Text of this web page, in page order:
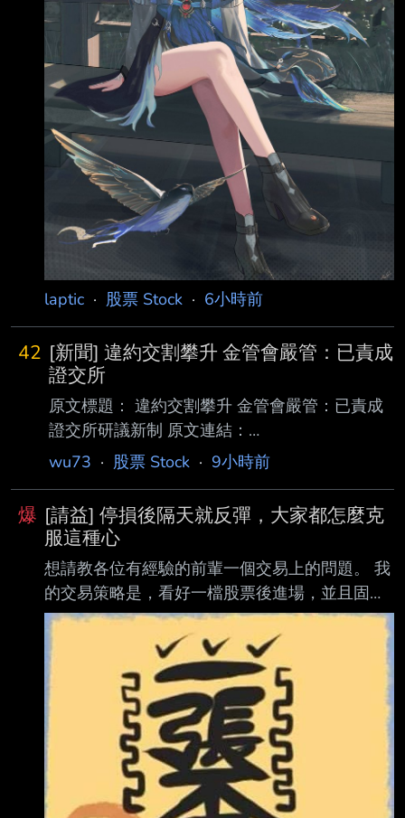
laptic · 股票 Stock · 6小時前
42 [新聞] 違約交割攀升 金管會嚴管：已責成
證交所
原文標題： 違約交割攀升 金管會嚴管：已責成
證交所研議新制 原文連結：
https://udn.com/vote2026/story/7251/9675999
者廖珮君、黃彥宏／台北報導 記者署名：記者
廖珮君、黃彥宏／台北報導 原文內容：四貸同
堂、違約交割示意圖。 記者林澔一／攝影
https://i.meee.com.tw/v6RaE07.webp 台股成交
量放大，違約交割也同步攀升。金管會昨（6）
日表示，已責成臺灣證券交易所 研議新制，未
來投資
wu73 · 股票 Stock · 9小時前
爆 [請益] 停損後隔天就反彈，大家都怎麼克
服這種心
想請教各位有經驗的前輩一個交易上的問題。 我
的交易策略是，看好一檔股票後進場，並且固定
設 5% 停損。 但最近遇到一個很困擾的情況，就
是很多股票在跌到停損價時，我都照紀律停損出
場了，結果隔天卻常常反彈，甚至又回到停損價
以上。 每次看到這種情況，我就會開始懷疑自
己： 是不是應該多等一天再出場，至少可以少賠
一點？ 可是另一方面，我又覺得如果因為期待反
彈而延後停損，好像就是在凹單，違背了原本設
定好的交易紀律。 想請問大家遇到這種情況都是
怎麼處理的？ 希望能聽聽大家的實戰經驗，謝